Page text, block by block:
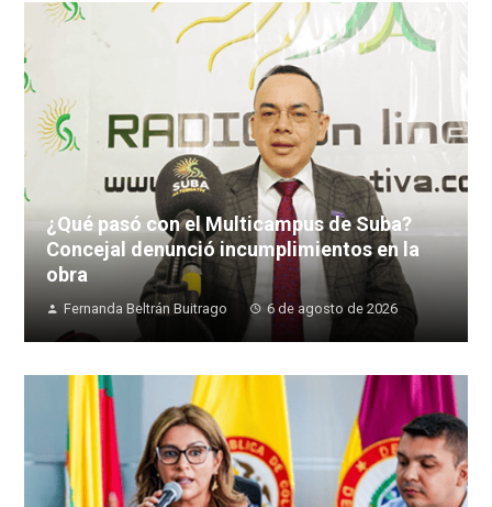
¿Qué pasó con el Multicampus de Suba?
Concejal denunció incumplimientos en la
obra
Fernanda Beltrán Buitrago 6 de agosto de 2026